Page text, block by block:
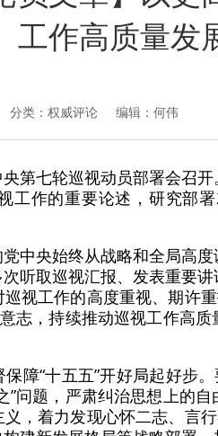
工作高质量发
分类：权威评论 编辑：何伟
第七轮巡视动员部署会召
工作的重要论述，研究部
中央始终从战略和全局高
听取巡视汇报、发表重要
视工作的高度重视、期许
志，持续推动巡视工作高
障“十五五”开好局起好步
”问题，严肃纠治思想上的
，着力发现心怀二志、言